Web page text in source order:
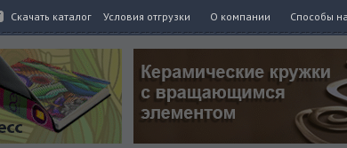
Скачать каталог Условия отгрузки О компании Способы